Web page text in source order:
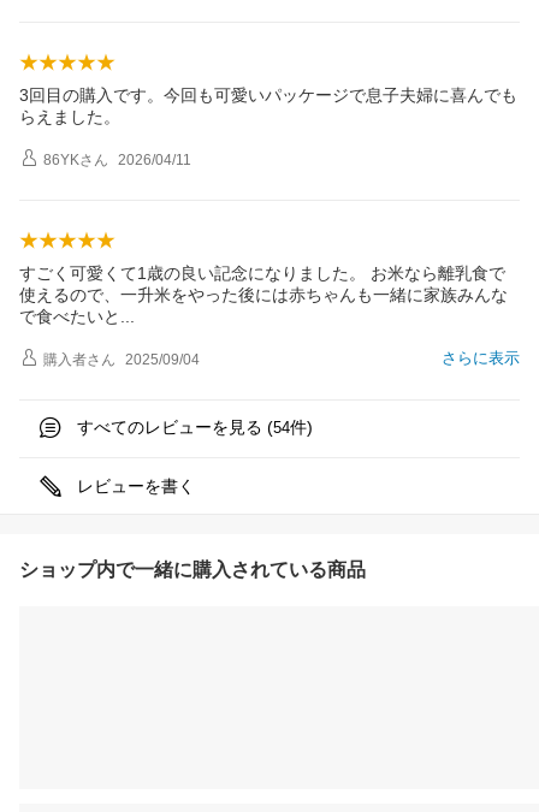
3回目の購入です。今回も可愛いパッケージで息子夫婦に喜んでも
らえました。
86YKさん 2026/04/11
すごく可愛くて1歳の良い記念になりました。 お米なら離乳食で
使えるので、一升米をやった後には赤ちゃんも一緒に家族みんな
で食べたいと
さらに表示
購入者さん 2025/09/04
すべてのレビューを見る (54件)
レビューを書く
ショップ内で一緒に購入されている商品